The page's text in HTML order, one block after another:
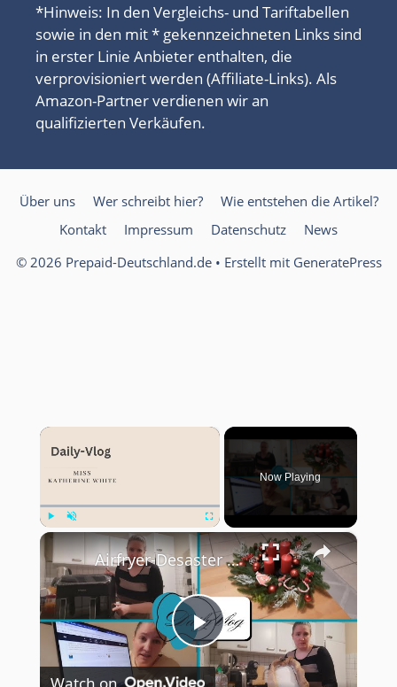
*Hinweis: In den Vergleichs- und Tariftabellen
sowie in den mit * gekennzeichneten Links sind
in erster Linie Anbieter enthalten, die
verprovisioniert werden (Affiliate-Links). Als
Amazon-Partner verdienen wir an
qualifizierten Verkäufen.
Über uns Wer schreibt hier?
Wie entstehen die Artikel?
Kontakt
Impressum Datenschutz
News
© 2026 Prepaid-Deutschland.de• Erstellt mit GeneratePress
×
Play Unmute Fullscreen
Now Playing
×
Play
Airfryer-Desaster 😩, Temu-Paket 📦 & 150 Blog-Posts an einem Wochenende 🤯 | Daily Vlog